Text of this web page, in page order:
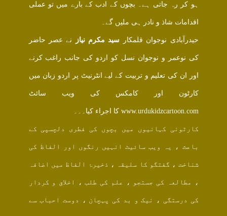
ہو کر رہ جاتی ہے۔ بچوں کے ادب کے بارے میں تو عملی
اقدامات شاذ و نادر ہی ملیں گے۔
حیدرآبادی نوجوان قلمکار سید مکرم نیاز نے عصر حاضر
کی نوعمر و نوجوان نسل کو اردو کی جانب راغب کرنے
اور ان کی تعلیم و تربیت کے لیے انٹرنیٹ پر اردو زبان میں
کارٹون اور کامکس کی ویب سائٹ
www.urdukidzcartoon.com کا اجراء کیا۔۔۔
کارٹونی کہانیوں میں بچوں کی فطری دلچسپی کے
باعث ، یہ ویب سائیٹ انہیں رنگوں اور الفاظ کی
شناخت ، گفتگو کا سلیقہ ، ذخیرۂ الفاظ میں اضافہ
، مطالعہ کی جستجو ، علم کی طلب ، اخلاق و کردار
کی درستگی ، نیک و بد کی پہچان ، دوست احباب سے